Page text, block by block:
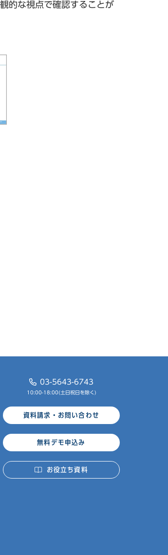
的な視点で確認することが
03-5643-6743
10:00-18:00(土日祝日を除く)
資料請求・お問い合わせ
無料デモ申込み
お役立ち資料